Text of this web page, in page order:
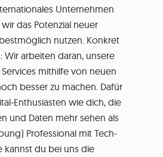
Unternehmen
das Potenzial neuer
nutzen. Konkret
Wir arbeiten daran, unsere
mithilfe von neuen
besser zu machen. Dafür
Enthusiasten wie dich, die
und Daten mehr sehen als
Professional mit Tech-
kannst du bei uns die